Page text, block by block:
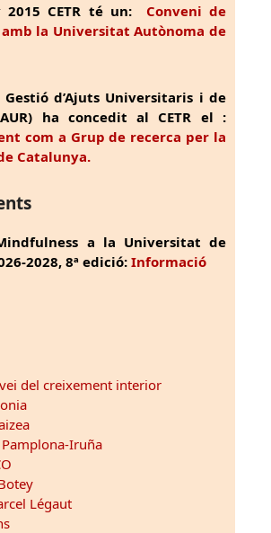
2015 CETR té un: Conveni de
amb la Universitat Autònoma de
Gestió d’Ajuts Universitaris i de
ha concedit al CETR el :
com a Grup de recerca per la
Catalunya.
a la Universitat de
2028, 8ª edició:Informació
del creixement interior
Iruña
Légaut